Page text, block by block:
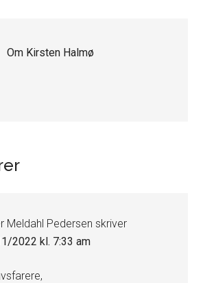
Om Kirsten Halmø
Meldahl Pedersen skriver
2022 kl. 7:33 am